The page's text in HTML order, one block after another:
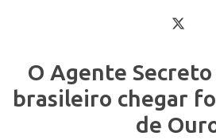
O Agente
brasileiro chegar
de